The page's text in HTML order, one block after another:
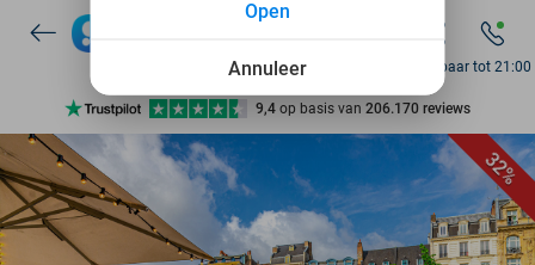
7 dagen per week beschikbaar
10+ miljoen leden
9,4 op basis van 206.170 reviews
Ontdek 15.000+ deals
7 dagen per week beschikbaar
10+ miljoen leden
Bereikbaar tot 21:00
32%
Annuleer
Open